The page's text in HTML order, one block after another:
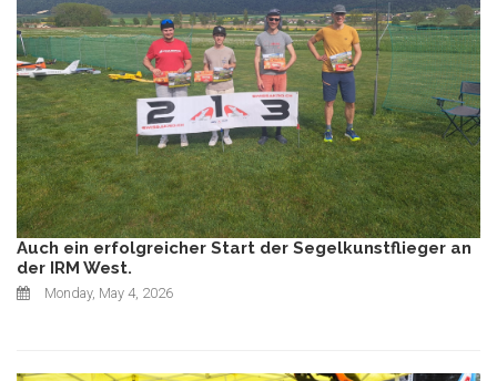
Auch ein erfolgreicher Start der Segelkunstflieger an
der IRM West.
Monday, May 4, 2026